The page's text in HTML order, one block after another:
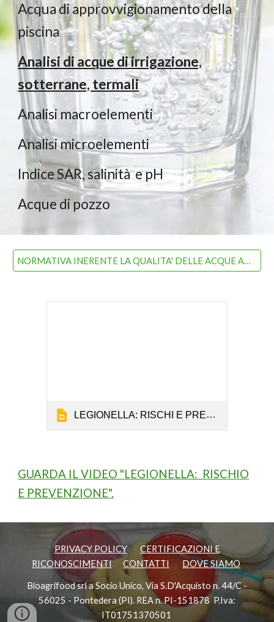
Acqua di approvvigionamento della
piscina
Analisi di acque di irrigazione,
sotterrane, termali
Analisi macroelementi
Analisi microelementi
Indice SAR, salinità e pH
Acque di pozzo
NORMATIVA INERENTE LA QUALITA' DELLE ACQUE AD USO UMANO DAL SITO UFFICIALE DEL MINISTERO DELLA SALUTE
LEGIONELLA: RISCHI E PREVENZIONE
GUARDA IL VIDEO "LEGIONELLA: RISCHIO
E PREVENZIONE".
PRIVACY POLICY
CERTIFICAZIONI E
RICONOSCIMENTI
CONTATTI DOVE SIAMO
Bioagrifood srl a Socio Unico, Via S.D'Acquisto n. 44/C -
56025 - Pontedera (PI). REA n. PI-151878 P.Iva:
IT01751370501